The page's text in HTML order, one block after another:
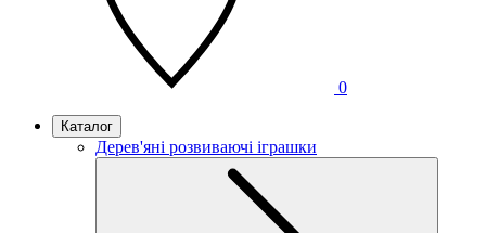
0
Каталог
Дерев'яні розвиваючі іграшки